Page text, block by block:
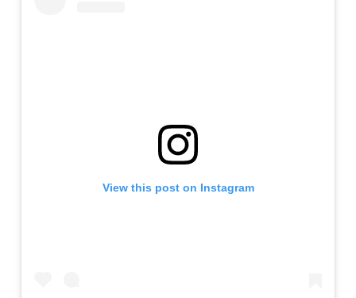
View this post on Instagram